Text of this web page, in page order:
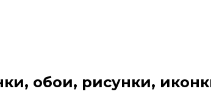
обои, рисунки,